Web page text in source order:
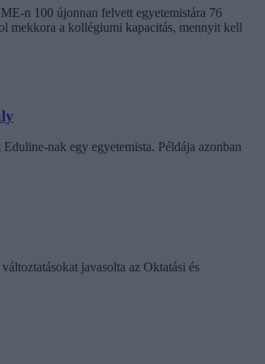
n 100 újonnan felvett egyetemistára 76
mekkora a kollégiumi kapacitás, mennyit kell
nak egy egyetemista. Példája azonban
javasolta az Oktatási és